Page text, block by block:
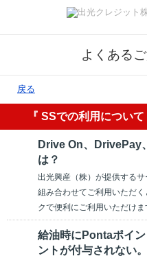
よくある
戻る
『 SSでの利用につい
Drive On、DrivePay
は？
出光興産（株）が提供する
組み合わせてご利用いただ
クで便利にご利用いただけま
給油時にPontaポイ
ントが付与されない。